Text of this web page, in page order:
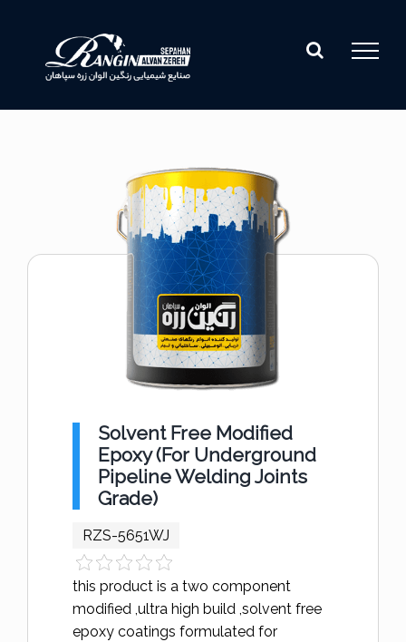
content
Solvent Free Modified
Epoxy (For Underground
Pipeline Welding Joints
Grade)
RZS-5651WJ
this product is a two component
modified ,ultra high build ,solvent free
epoxy coatings formulated for